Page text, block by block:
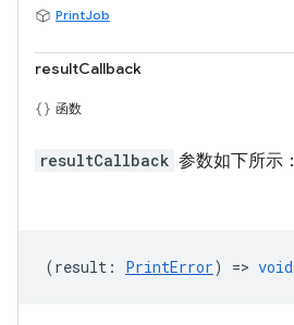
PrintJob
resultCallback
函数
resultCallback 参数如下所示：
(result : PrintError) => void